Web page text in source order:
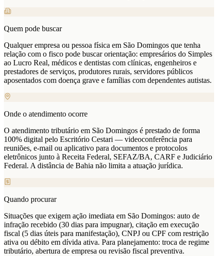
Quem pode buscar
Qualquer empresa ou pessoa física em São Domingos que tenha
relação com o fisco pode buscar orientação: empresários do Simples
ao Lucro Real, médicos e dentistas com clínicas, engenheiros e
prestadores de serviços, produtores rurais, servidores públicos
aposentados com doença grave e famílias com dependentes autistas.
Onde o atendimento ocorre
O atendimento tributário em São Domingos é prestado de forma
100% digital pelo Escritório Cestari — videoconferência para
reuniões, e-mail ou aplicativo para documentos e protocolos
eletrônicos junto à Receita Federal, SEFAZ/BA, CARF e Judiciário
Federal. A distância de Bahia não limita a atuação jurídica.
Quando procurar
Situações que exigem ação imediata em São Domingos: auto de
infração recebido (30 dias para impugnar), citação em execução
fiscal (5 dias úteis para manifestação), CNPJ ou CPF com restrição
ativa ou débito em dívida ativa. Para planejamento: troca de regime
tributário, abertura de empresa ou revisão fiscal preventiva.